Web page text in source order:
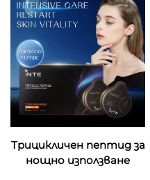
Трицикличен пептид за
нощно използване